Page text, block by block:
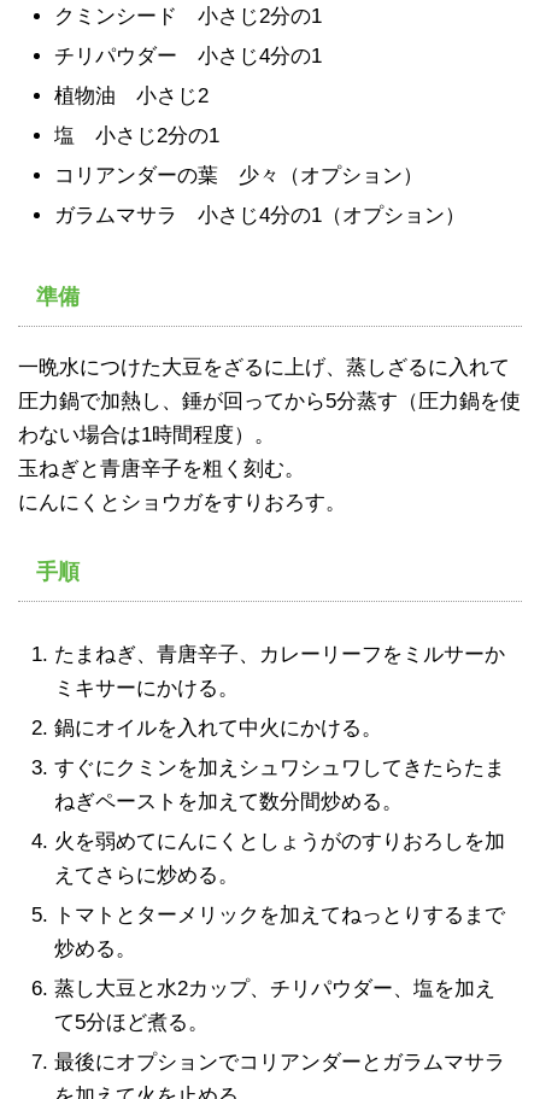
クミンシード 小さじ2分の1
チリパウダー 小さじ4分の1
植物油 小さじ2
塩 小さじ2分の1
コリアンダーの葉 少々（オプション）
ガラムマサラ 小さじ4分の1（オプション）
準備
一晩水につけた大豆をざるに上げ、蒸しざるに入れて
圧力鍋で加熱し、錘が回ってから5分蒸す（圧力鍋を使
わない場合は1時間程度）。
玉ねぎと青唐辛子を粗く刻む。
にんにくとショウガをすりおろす。
手順
たまねぎ、青唐辛子、カレーリーフをミルサーか
ミキサーにかける。
鍋にオイルを入れて中火にかける。
すぐにクミンを加えシュワシュワしてきたらたま
ねぎペーストを加えて数分間炒める。
火を弱めてにんにくとしょうがのすりおろしを加
えてさらに炒める。
トマトとターメリックを加えてねっとりするまで
炒める。
蒸し大豆と水2カップ、チリパウダー、塩を加え
て5分ほど煮る。
最後にオプションでコリアンダーとガラムマサラ